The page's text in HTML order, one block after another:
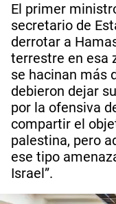
El primer
secretario de
derrotar a
terrestre en esa
se hacinan más
debieron dejar
por la ofensiva
compartir el
palestina, pero
ese tipo
Israel”.